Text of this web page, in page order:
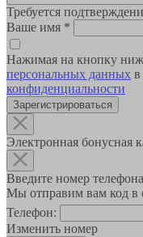
Требуется
Ваше имя *
Нажимая на кнопку
персональных данных в
конфиденциальности
Зарегистрироваться
Электронная бонусная
Введите номер телефона
Мы отправим вам код в
Телефон:
Изменить номер